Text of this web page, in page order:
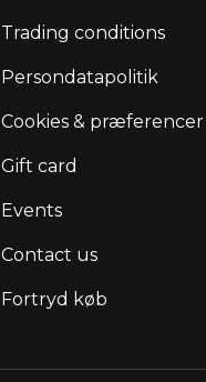
Trading conditions
Persondatapolitik
Cookies & præferencer
Gift card
Events
Contact us
Fortryd køb